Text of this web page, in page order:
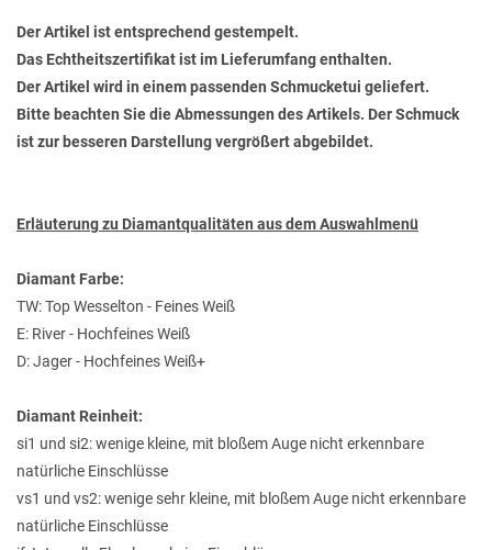
Der Artikel ist entsprechend gestempelt.
Das Echtheitszertifikat ist im Lieferumfang enthalten.
Der Artikel wird in einem passenden Schmucketui geliefert.
Bitte beachten Sie die Abmessungen des Artikels. Der Schmuck
ist zur besseren Darstellung vergrößert abgebildet.
Erläuterung zu Diamantqualitäten aus dem Auswahlmenü
Diamant Farbe:
TW: Top Wesselton - Feines Weiß
E: River - Hochfeines Weiß
D: Jager - Hochfeines Weiß+
Diamant Reinheit:
si1 und si2: wenige kleine, mit bloßem Auge nicht erkennbare
natürliche Einschlüsse
vs1 und vs2: wenige sehr kleine, mit bloßem Auge nicht erkennbare
natürliche Einschlüsse